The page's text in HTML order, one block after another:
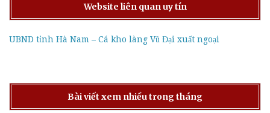
Website liên quan uy tín
UBND tỉnh Hà Nam – Cá kho làng Vũ Đại xuất ngoại
Bài viết xem nhiều trong tháng